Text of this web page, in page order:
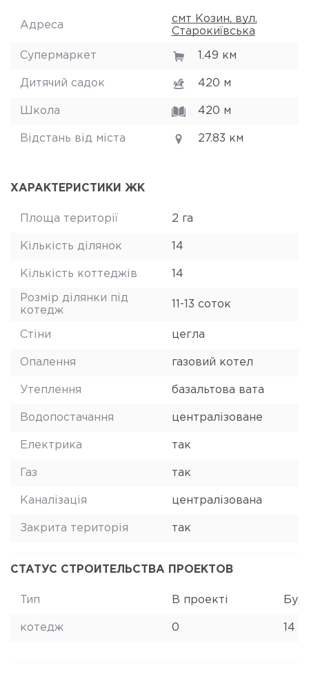
Адреса
смт Козин, вул.
Старокиївська
Супермаркет 1.49 км
Дитячий садок 420 м
Школа 420 м
Відстань від міста 27.83 км
ХАРАКТЕРИСТИКИ ЖК
Площа території 2 га
Кількість ділянок 14
Кількість коттеджів 14
Розмір ділянки під
котедж
11-13 соток
Стіни цегла
Опалення газовий котел
Утеплення базальтова вата
Водопостачання централізоване
Електрика так
Газ так
Каналізація централізована
Закрита територія так
СТАТУС СТРОИТЕЛЬСТВА ПРОЕКТОВ
Тип В проекті
котедж 0 14